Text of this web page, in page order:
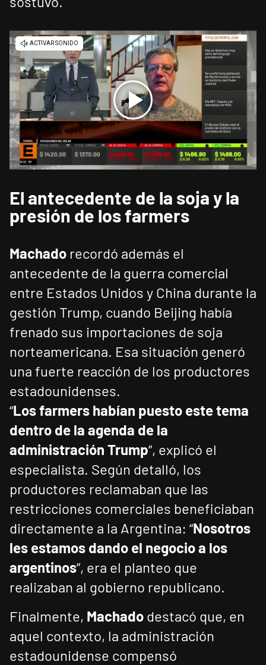
El antecedente de la soja y la
presión de los farmers
Machado recordó además el
antecedente de la guerra comercial
entre Estados Unidos y China durante la
gestión Trump, cuando Beijing había
frenado sus importaciones de soja
norteamericana. Esa situación generó
una fuerte reacción de los productores
estadounidenses.
“Los farmers habían puesto este tema
dentro de la agenda de la
administración Trump”, explicó el
especialista. Según detalló, los
productores reclamaban que las
restricciones comerciales beneficiaban
directamente a la Argentina: “Nosotros
les estamos dando el negocio a los
argentinos”, era el planteo que
realizaban al gobierno republicano.
Finalmente, Machado destacó que, en
aquel contexto, la administración
estadounidense compensó